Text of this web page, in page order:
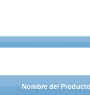
Nombre del